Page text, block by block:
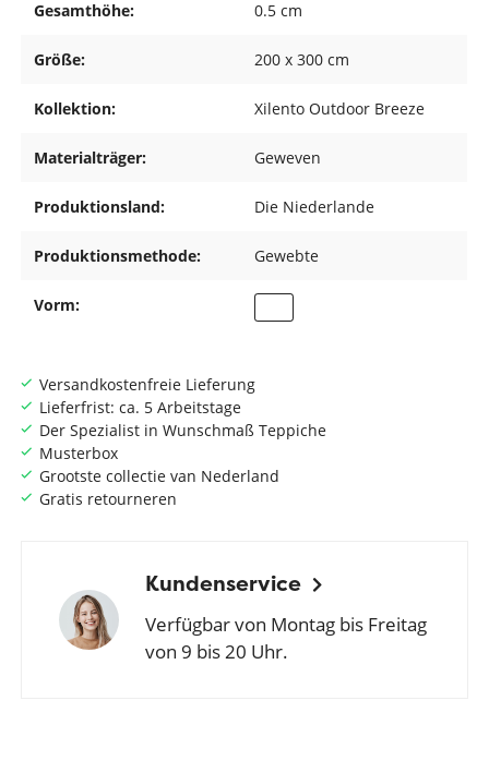
Versandkostenfreie Lieferung
Lieferfrist: ca. 5 Arbeitstage
Der Spezialist in Wunschmaß Teppiche
Musterbox
Grootste collectie van Nederland
Gratis retourneren
Kundenservice
Verfügbar von Montag bis Freitag
von 9 bis 20 Uhr.
Gesamthöhe: 0.5 cm
Größe: 200 x 300 cm
Kollektion: Xilento Outdoor Breeze
Materialträger: Geweven
Produktionsland: Die Niederlande
Produktionsmethode: Gewebte
Vorm: